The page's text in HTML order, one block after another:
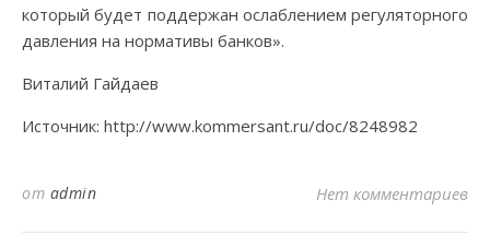
который будет поддержан ослаблением регуляторного
давления на нормативы банков».
Виталий Гайдаев
Источник: http://www.kommersant.ru/doc/8248982
от admin Нет комментариев